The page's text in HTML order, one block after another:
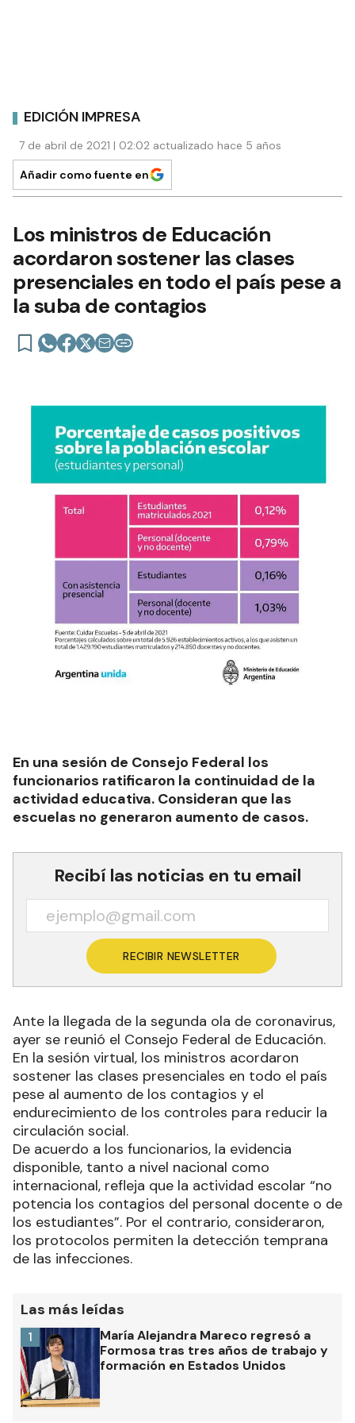
EDICIÓN IMPRESA
7 de abril de 2021 | 02:02 actualizado hace 5 años
Añadir como fuente en
Los ministros de Educación
acordaron sostener las clases
presenciales en todo el país pese a
la suba de contagios
En una sesión de Consejo Federal los
funcionarios ratificaron la continuidad de la
actividad educativa. Consideran que las
escuelas no generaron aumento de casos.
Recibí las noticias en tu email
RECIBIR NEWSLETTER
Ante la llegada de la segunda ola de coronavirus,
ayer se reunió el Consejo Federal de Educación.
En la sesión virtual, los ministros acordaron
sostener las clases presenciales en todo el país
pese al aumento de los contagios y el
endurecimiento de los controles para reducir la
circulación social.
De acuerdo a los funcionarios, la evidencia
disponible, tanto a nivel nacional como
internacional, refleja que la actividad escolar “no
potencia los contagios del personal docente o de
los estudiantes”. Por el contrario, consideraron,
los protocolos permiten la detección temprana
de las infecciones.
Las más leídas
María Alejandra Mareco regresó a
Formosa tras tres años de trabajo y
formación en Estados Unidos
1